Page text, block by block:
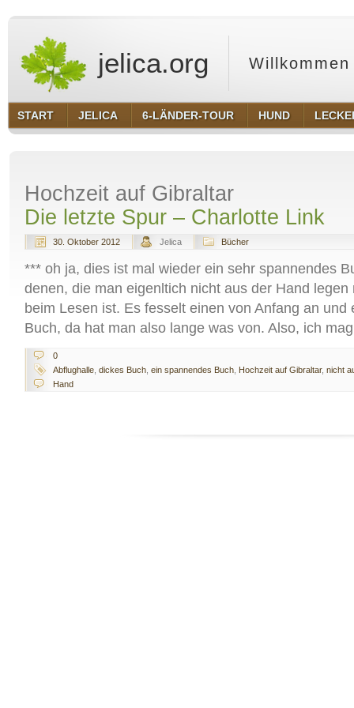
jelica.org
START JELICA 6-LÄNDER-TOUR HUND
Hochzeit auf Gibraltar
Die letzte Spur – Charlotte Link
30. Oktober 2012 Jelica Bücher
*** oh ja, dies ist mal wieder ein sehr spannendes
denen, die man eigenltich nicht aus der Hand legen
beim Lesen ist. Es fesselt einen von Anfang an und
Buch, da hat man also lange was von. Also, ich
0
Abflughalle dickes Buch ein spannendes Buch Hochzeit auf Gibraltar, nicht
Hand